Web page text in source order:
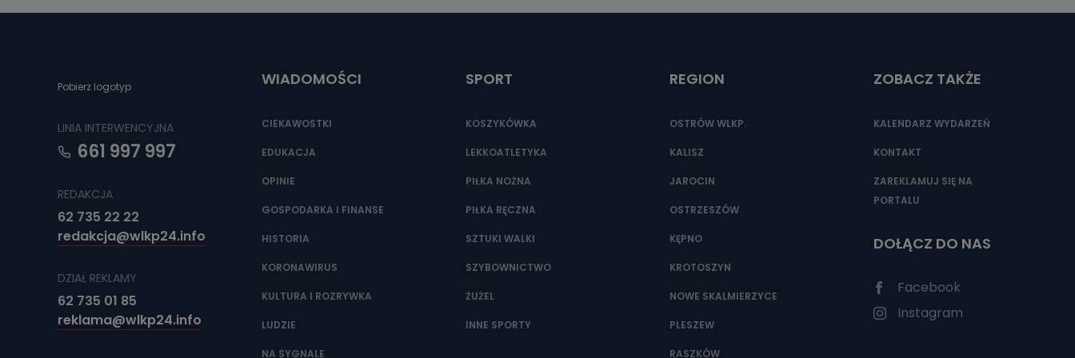
Można to zrobić pod numerem telefonu 62 735-51-05 lub e-mailowo pod adresem:
Pobierz logotyp
LINIA INTERWENCYJNA
661 997 997
REDAKCJA
62 735 22 22
redakcja@wlkp24.info
DZIAŁ REKLAMY
62 735 01 85
reklama@wlkp24.info
WIADOMOŚCI
CIEKAWOSTKI
EDUKACJA
OPINIE
GOSPODARKA I FINANSE
HISTORIA
KORONAWIRUS
KULTURA I ROZRYWKA
LUDZIE
NA SYGNALE
SPORT
KOSZYKÓWKA
LEKKOATLETYKA
PIŁKA NOŻNA
PIŁKA RĘCZNA
SZTUKI WALKI
SZYBOWNICTWO
ŻUŻEL
INNE SPORTY
REGION
OSTRÓW WLKP.
KALISZ
JAROCIN
OSTRZESZÓW
KĘPNO
KROTOSZYN
NOWE SKALMIERZYCE
PLESZEW
RASZKÓW
ZOBACZ TAKŻE
KALENDARZ WYDARZEŃ
KONTAKT
ZAREKLAMUJ SIĘ NA
PORTALU
DOŁĄCZ DO NAS
Facebook
Instagram